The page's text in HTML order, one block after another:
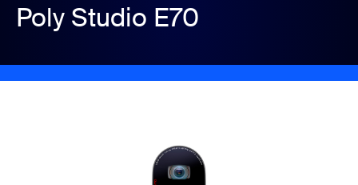
Poly Studio E70